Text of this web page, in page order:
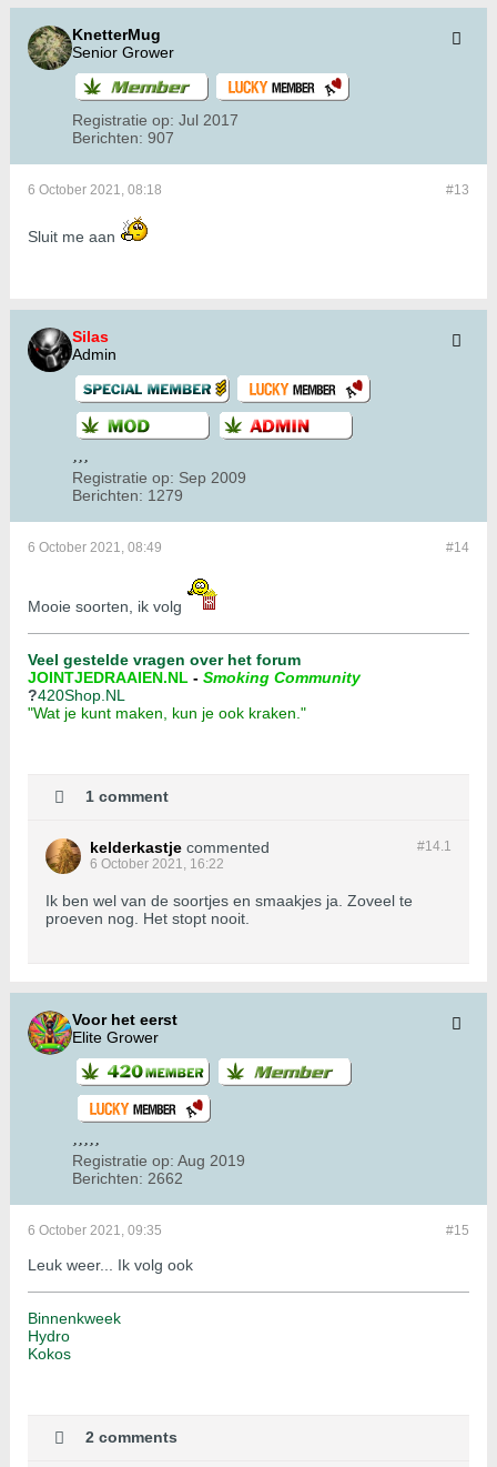
KnetterMug
Senior Grower
Registratie op: Jul 2017
Berichten: 907
#13
6 October 2021, 08:18
Sluit me aan
Silas
Admin
Registratie op: Sep 2009
Berichten: 1279
#14
6 October 2021, 08:49
Mooie soorten, ik volg
Veel gestelde vragen over het forum
JOINTJEDRAAIEN.NL - Smoking Community
?420Shop.NL
"Wat je kunt maken, kun je ook kraken."
1 comment
#14.1
kelderkastje commented
6 October 2021, 16:22
Ik ben wel van de soortjes en smaakjes ja. Zoveel te
proeven nog. Het stopt nooit.
Voor het eerst
Elite Grower
Registratie op: Aug 2019
Berichten: 2662
#15
6 October 2021, 09:35
Leuk weer... Ik volg ook
Binnenkweek
Hydro
Kokos
2 comments